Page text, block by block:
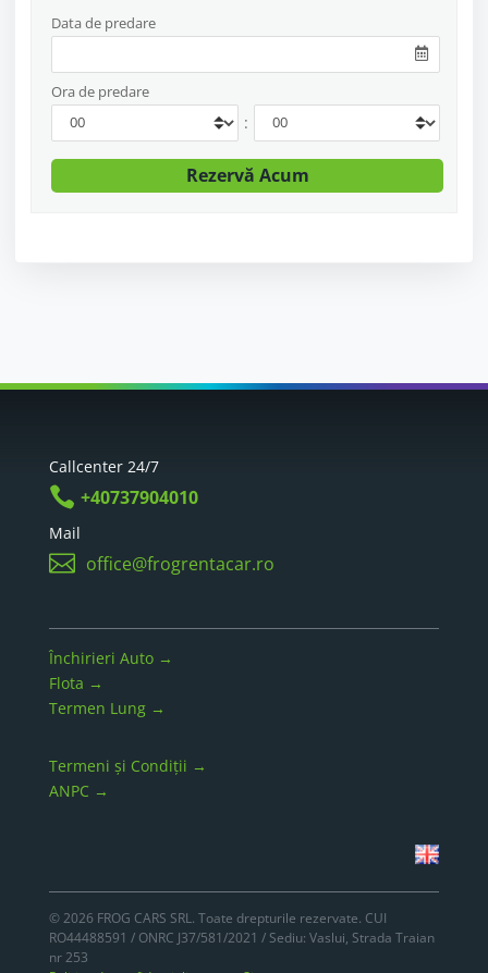
Data de predare
Ora de predare
:
Callcenter 24/7
 +40737904010
Mail
 office@frogrentacar.ro
Închirieri Auto →
Flota →
Termen Lung →
Termeni și Condiții →
ANPC →
© 2026 FROG CARS SRL. Toate drepturile rezervate. CUI
RO44488591 / ONRC J37/581/2021 / Sediu: Vaslui, Strada Traian
nr 253